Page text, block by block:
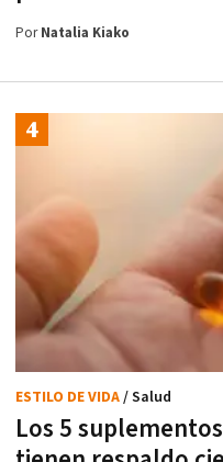
PorNatalia Kiako
Los 5
ESTILO DE VIDA/ Salud